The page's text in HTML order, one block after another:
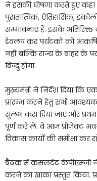
ने इसकी घोषणा करते हुए कहा
पुरातात्विक, ऐतिहासिक,
सम्भावनाएं हैं. इसके अतिरिक्त
डेवलप कर पर्यटकों को
नहीं बल्कि राज्य के बाहर के
बिन्दु होगा.
मुख्यमंत्री ने निर्देश दिया कि
प्रारम्भ करने हेतु सभी
सुलभ करा दिया जाए और
पूर्ण करे लें. वे आज प्रोजेक्ट
विकास कार्यों की समीक्षा कर
बैठक में कंसलटेंट केपीएमजी ने
करने का खाका प्रस्तुत किया.